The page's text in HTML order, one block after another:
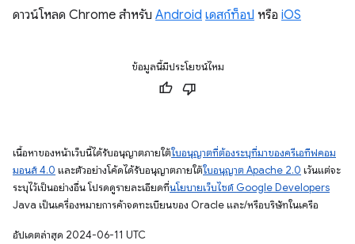
ดาวน์โหลด Chrome สำหรับ Android เดสก์ท็อป หรือ iOS
ข้อมูลนี้มีประโยชน์ไหม
เนื้อหาของหน้าเว็บนี้ได้รับอนุญาตภายใต้ใบอนุญาตที่ต้องระบุที่มาของครีเอทีฟคอม
มอนส์ 4.0 และตัวอย่างโค้ดได้รับอนุญาตภายใต้ใบอนุญาต Apache 2.0 เว้นแต่จะ
ระบุไว้เป็นอย่างอื่น โปรดดูรายละเอียดที่นโยบายเว็บไซต์ Google Developers
Java เป็นเครื่องหมายการค้าจดทะเบียนของ Oracle และ/หรือบริษัทในเครือ
อัปเดตล่าสุด 2024-06-11 UTC